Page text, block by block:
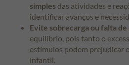
simples das atividades e
identificar avanços e
Evite sobrecarga ou falta
equilíbrio, pois tanto o
estímulos podem prejudicar
infantil.